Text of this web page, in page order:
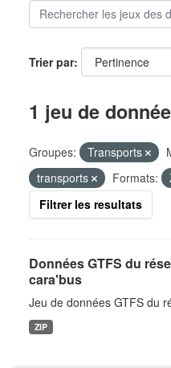
Trier par
1 jeu de
Groupes: Transports
transports
Formats:
Filtrer les resultats
Données GTFS du
cara'bus
Jeu de données GTFS du
ZIP